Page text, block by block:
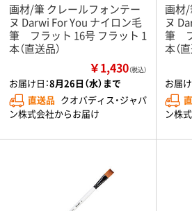
画材/筆 クレールフォンテー
ヌ Darwi For You ナイロン毛
筆 フラット 16号 フラット 1
本（直送品）
￥1,430（税込）
お届け日：8月26日（水）まで
直送品 クオバディス・ジャパ
ン株式会社からお届け
画材/
ヌ
筆
本（
お届け
ン株